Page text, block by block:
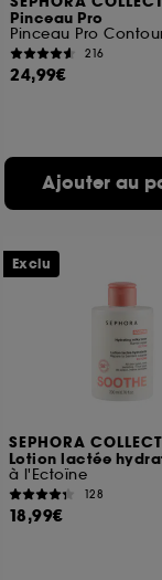
Pinceau Pro
Pinceau Pro
216
24,99€
Ajouter au
SEPHORA
Lotion lactée
à l'Ectoïne
128
18,99€
Exclu